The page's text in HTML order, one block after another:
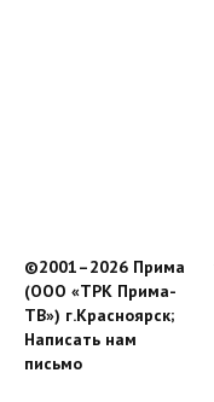
©2001–2026 Прима
(ООО «ТРК Прима-
ТВ») г.Красноярск;
Написать нам
письмо